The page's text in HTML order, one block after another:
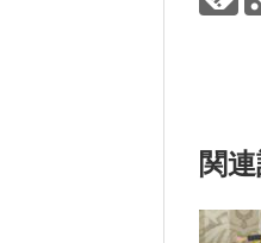
関